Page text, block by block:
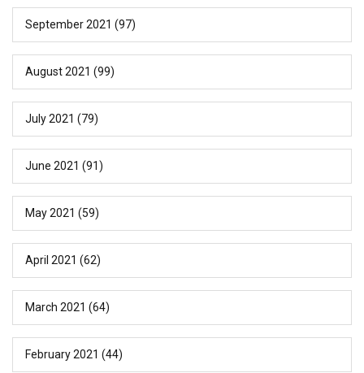
September 2021 (97)
August 2021 (99)
July 2021 (79)
June 2021 (91)
May 2021 (59)
April 2021 (62)
March 2021 (64)
February 2021 (44)